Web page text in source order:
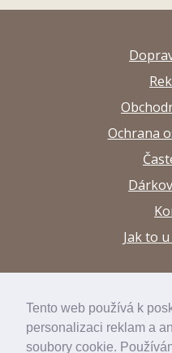
Tento web používá k
personalizaci reklam a
soubory cookie.
Ochrana
Jak to
© 2013–2026
internetový